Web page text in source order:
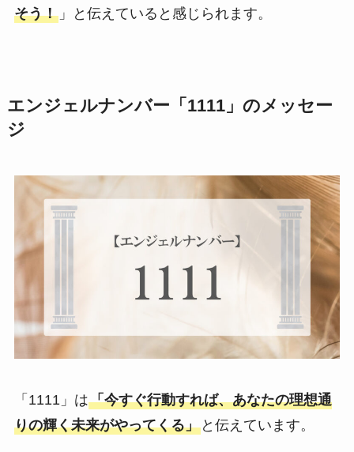
そう！」と伝えていると感じられます。
エンジェルナンバー「1111」のメッセー
ジ
「1111」は「今すぐ行動すれば、あなたの理想通
りの輝く未来がやってくる」と伝えています。